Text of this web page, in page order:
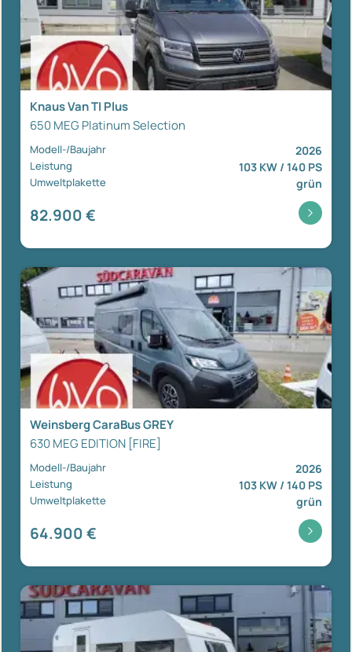
Knaus Van TI Plus
650 MEG Platinum Selection
Modell-/Baujahr 2026
Leistung 103 KW / 140 PS
Umweltplakette grün
82.900 €
Weinsberg CaraBus GREY
630 MEG EDITION [FIRE]
Modell-/Baujahr 2026
Leistung 103 KW / 140 PS
Umweltplakette grün
64.900 €